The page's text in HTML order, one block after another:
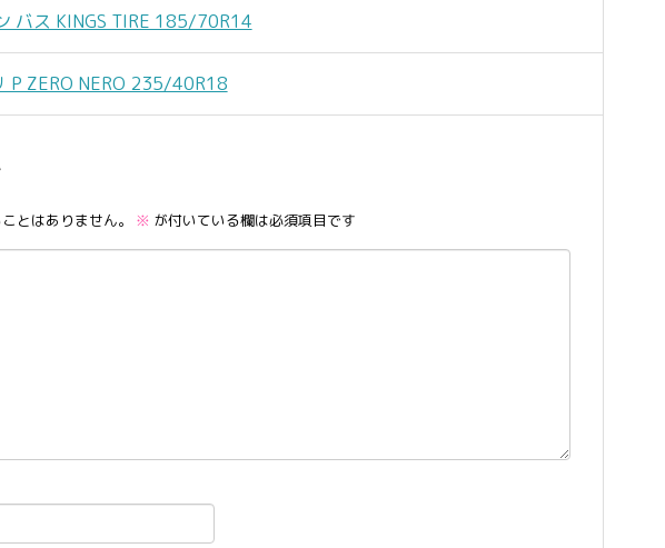
バス KINGS TIRE 185/70R14
P ZERO NERO 235/40R18
とはありません。 ※ が付いている欄は必須項目です